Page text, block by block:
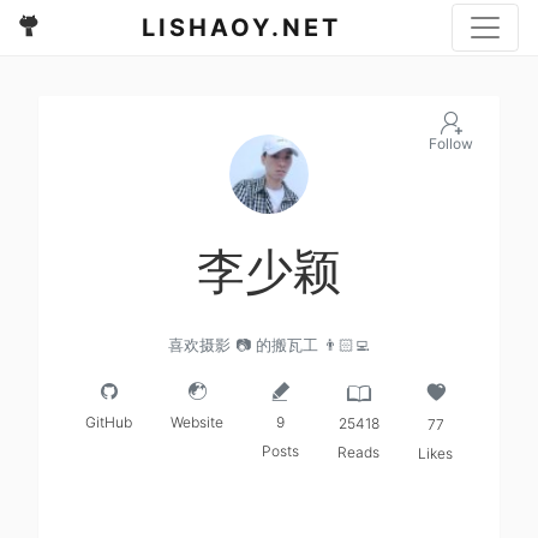
LISHAOY.NET
李少颖
Follow
喜欢摄影 📷 的搬瓦工 👨🏻‍💻
GitHub Website
9
Posts
25418
Reads
77
Likes